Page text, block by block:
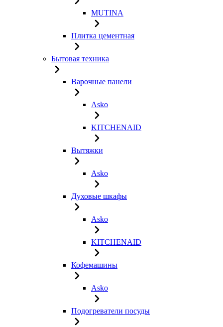
MUTINA
Плитка цементная
Бытовая техника
Варочные панели
Asko
KITCHENAID
Вытяжки
Asko
Духовые шкафы
Asko
KITCHENAID
Кофемашины
Asko
Подогреватели посуды